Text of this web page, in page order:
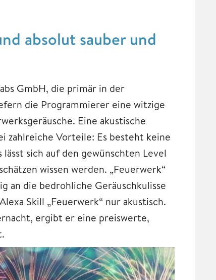
absolut sauber und
GmbH, die primär in der
die Programmierer eine witzige
Eine akustische
zahlreiche Vorteile: Es besteht keine
sich auf den gewünschten Level
wissen werden. „Feuerwerk“
an die bedrohliche Geräuschkulisse
Skill „Feuerwerk“ nur akustisch.
ergibt er eine preiswerte,